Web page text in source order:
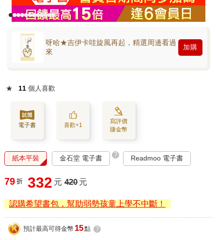
呀哈★吉伊卡哇旋風再起，精選周邊看過
來
加購
★ 11 個人喜歡
電子書 喜歡+1
寫評價
賺金幣
紙本平裝 金石堂 電子書 ? Readmoo 電子書
79 折 332 元 420 元
認購希望書包，幫助弱勢孩童上學不中斷！
預計最高可得金幣 15點 ?